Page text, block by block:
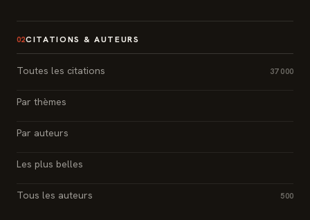
02CITATIONS & AUTEURS
Toutes les citations 37 000
Par thèmes
Par auteurs
Les plus belles
Tous les auteurs 500